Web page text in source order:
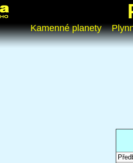
Kamenné planety